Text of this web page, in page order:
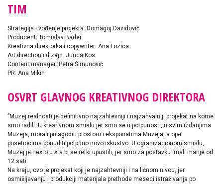
TIM
Strategija i vođenje projekta: Domagoj Davidović
Producent: Tomislav Bader
Kreativna direktorka i copywriter: Ana Lozica
Art direction i dizajn: Jurica Kos
Content manager: Petra Šimunović
PR: Ana Mikin
OSVRT GLAVNOG KREATIVNOG DIREKTORA
”Muzej realnosti je definitivno najzahtevniji i najzahvalniji projekat na kome
smo radili. U kreativnom smislu jer smo se u potpunosti, u svim izdanjima
Muzeja, morali prilagoditi prostoru i eksponatima Muzeja, a opet
posetiocima ponuditi potpuno novo iskustvo. U ogranizacionom smislu,
Muzej je nešto u šta bi se retki upustili, jer smo za postavku imali manje od
12 sati.
Na kraju, ovo je projekat koji je najzahtevniji i na ličnom nivou, jer
osmišljavanju i produkciji materijala prethode meseci istraživanja po